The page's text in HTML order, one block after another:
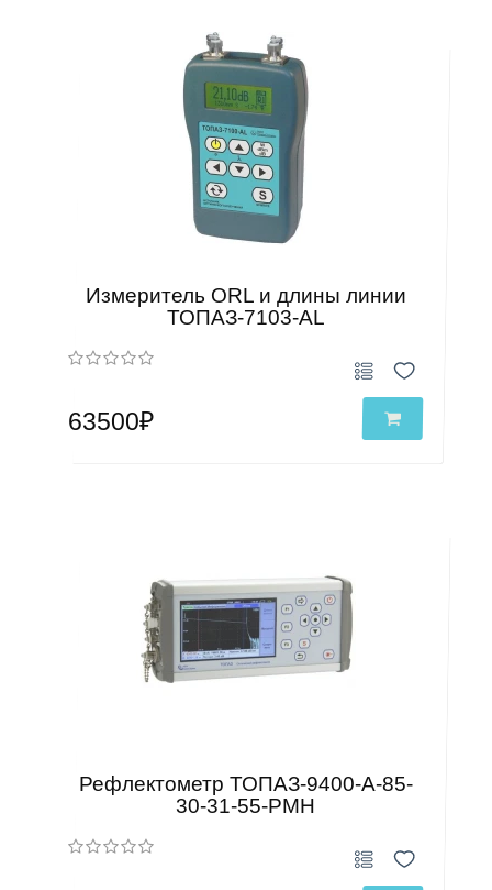
Измеритель ORL и длины линии
ТОПАЗ-7103-АL
63500₽
Рефлектометр ТОПАЗ-9400-A-85-
30-31-55-PMH